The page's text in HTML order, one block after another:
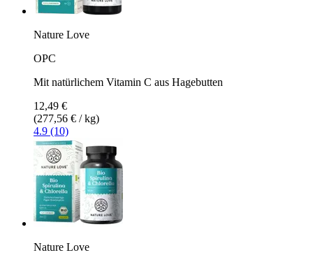
Nature Love
OPC
Mit natürlichem Vitamin C aus Hagebutten
12,49 €
(277,56 € / kg)
4.9 (10)
Nature Love